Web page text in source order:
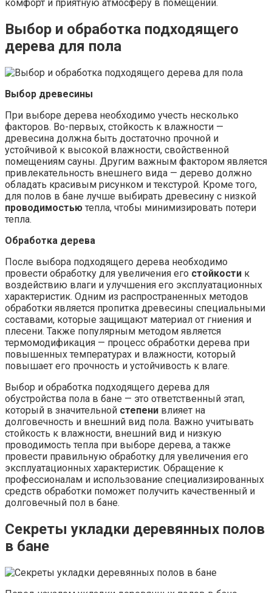
комфорт и приятную атмосферу в помещении.
Выбор и обработка подходящего
дерева для пола
Выбор древесины
При выборе дерева необходимо учесть несколько
факторов. Во-первых, стойкость к влажности —
древесина должна быть достаточно прочной и
устойчивой к высокой влажности, свойственной
помещениям сауны. Другим важным фактором является
привлекательность внешнего вида — дерево должно
обладать красивым рисунком и текстурой. Кроме того,
для полов в бане лучше выбирать древесину с низкой
проводимостью тепла, чтобы минимизировать потери
тепла.
Обработка дерева
После выбора подходящего дерева необходимо
провести обработку для увеличения его стойкости к
воздействию влаги и улучшения его эксплуатационных
характеристик. Одним из распространенных методов
обработки является пропитка древесины специальными
составами, которые защищают материал от гниения и
плесени. Также популярным методом является
термомодификация — процесс обработки дерева при
повышенных температурах и влажности, который
повышает его прочность и устойчивость к влаге.
Выбор и обработка подходящего дерева для
обустройства пола в бане — это ответственный этап,
который в значительной степени влияет на
долговечность и внешний вид пола. Важно учитывать
стойкость к влажности, внешний вид и низкую
проводимость тепла при выборе дерева, а также
провести правильную обработку для увеличения его
эксплуатационных характеристик. Обращение к
профессионалам и использование специализированных
средств обработки поможет получить качественный и
долговечный пол в бане.
Секреты укладки деревянных полов
в бане